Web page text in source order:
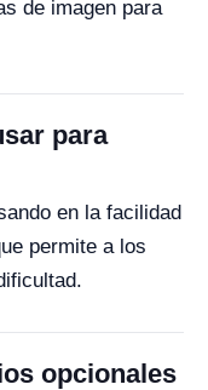
de imagen para
para
en la facilidad
permite a los
opcionales